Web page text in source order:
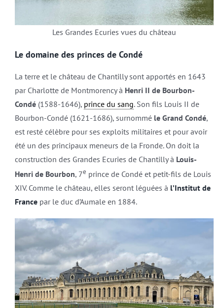
Les Grandes Ecuries vues du château
Le domaine des princes de Condé
La terre et le château de Chantilly sont apportés en 1643
par Charlotte de Montmorency à Henri II de Bourbon-
Condé(1588-1646), prince du sang. Son fils Louis II de
Bourbon-Condé (1621-1686), surnommé le Grand Condé,
est resté célèbre pour ses exploits militaires et pour avoir
été un des principaux meneurs de la Fronde. On doit la
construction des Grandes Ecuries de Chantilly à Louis-
Henri de Bourbon, 7e prince de Condé et petit-fils de Louis
XIV. Comme le château, elles seront léguées à l’Institut de
Francepar le duc d’Aumale en 1884.